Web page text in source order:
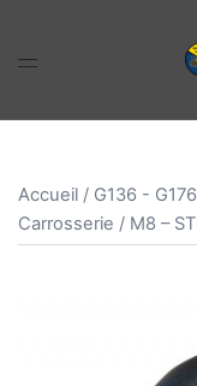
Accueil / G136 -
Carrosserie / M8 –